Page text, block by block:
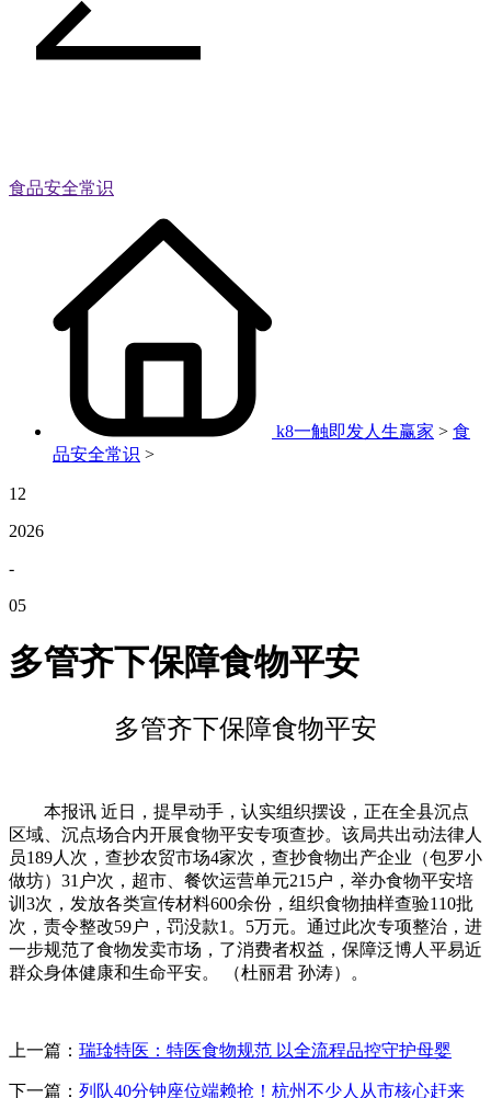
食品安全常识
k8一触即发人生赢家 > 食
品安全常识 >
12
2026
-
05
多管齐下保障食物平安
多管齐下保障食物平安
本报讯 近日，提早动手，认实组织摆设，正在全县沉点
区域、沉点场合内开展食物平安专项查抄。该局共出动法律人
员189人次，查抄农贸市场4家次，查抄食物出产企业（包罗小
做坊）31户次，超市、餐饮运营单元215户，举办食物平安培
训3次，发放各类宣传材料600余份，组织食物抽样查验110批
次，责令整改59户，罚没款1。5万元。通过此次专项整治，进
一步规范了食物发卖市场，了消费者权益，保障泛博人平易近
群众身体健康和生命平安。 （杜丽君 孙涛）。
上一篇： 瑞琻特医：特医食物规范 以全流程品控守护母婴
下一篇： 列队40分钟座位端赖抢！杭州不少人从市核心赶来